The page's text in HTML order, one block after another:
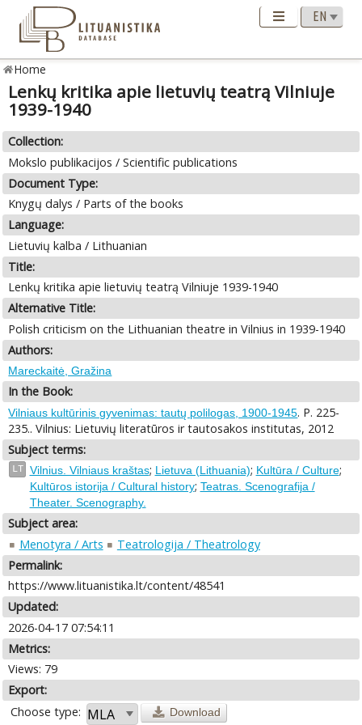
Home
Lenkų kritika apie lietuvių teatrą Vilniuje
1939-1940
Collection:
Mokslo publikacijos / Scientific publications
Document Type:
Knygų dalys / Parts of the books
Language:
Lietuvių kalba / Lithuanian
Title:
Lenkų kritika apie lietuvių teatrą Vilniuje 1939-1940
Alternative Title:
Polish criticism on the Lithuanian theatre in Vilnius in 1939-1940
Authors:
Mareckaitė, Gražina
In the Book:
Vilniaus kultūrinis gyvenimas: tautų polilogas, 1900-1945. P. 225-
235.. Vilnius: Lietuvių literatūros ir tautosakos institutas, 2012
Subject terms:
LT Vilnius. Vilniaus kraštas; Lietuva (Lithuania); Kultūra / Culture;
Kultūros istorija / Cultural history; Teatras. Scenografija /
Theater. Scenography.
Subject area:
Menotyra / Arts
Teatrologija / Theatrology
Permalink:
https://www.lituanistika.lt/content/48541
Updated:
2026-04-17 07:54:11
Metrics:
Views: 79
Export:
Choose type:
Download